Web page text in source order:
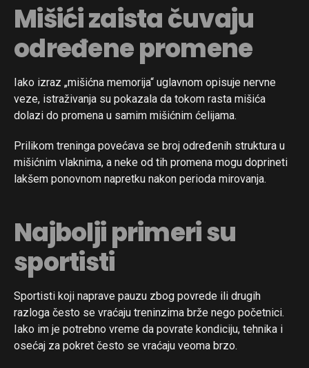
Mišići zaista čuvaju
određene promene
Iako izraz „mišićna memorija“ uglavnom opisuje nervne
veze, istraživanja su pokazala da tokom rasta mišića
dolazi do promena u samim mišićnim ćelijama.
Prilikom treninga povećava se broj određenih struktura u
mišićnim vlaknima, a neke od tih promena mogu doprineti
lakšem ponovnom napretku nakon perioda mirovanja.
Najbolji primeri su
sportisti
Sportisti koji naprave pauzu zbog povrede ili drugih
razloga često se vraćaju treninzima brže nego početnici.
Iako im je potrebno vreme da povrate kondiciju, tehnika i
osećaj za pokret često se vraćaju veoma brzo.